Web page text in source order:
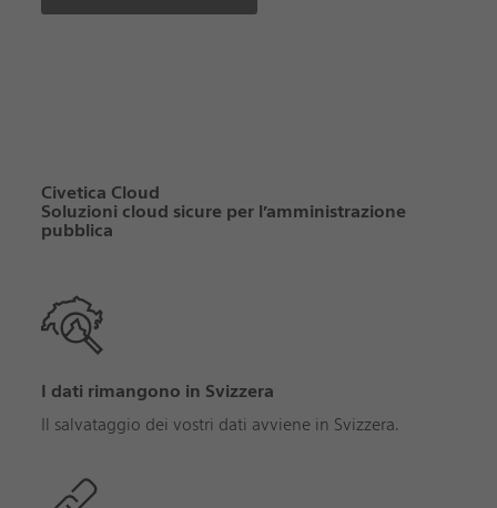
Civetica Cloud
Soluzioni cloud sicure per l’amministrazione
pubblica
I dati rimangono in Svizzera
Il salvataggio dei vostri dati avviene in Svizzera.